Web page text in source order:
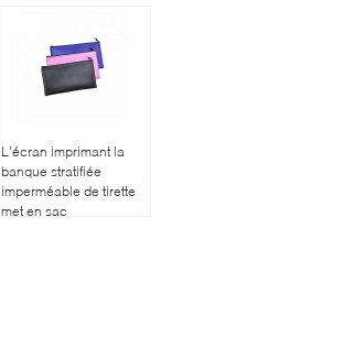
L'écran imprimant la
banque stratifiée
imperméable de tirette
met en sac